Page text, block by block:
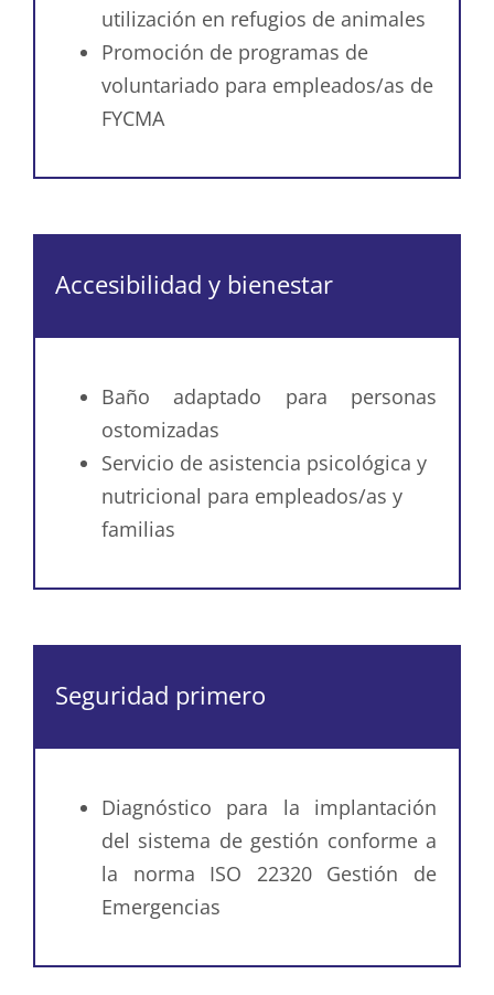
utilización en refugios de animales
Promoción de programas de
voluntariado para empleados/as de
FYCMA
Accesibilidad y bienestar
Baño adaptado para personas
ostomizadas
Servicio de asistencia psicológica y
nutricional para empleados/as y
familias
Seguridad primero
Diagnóstico para la implantación
del sistema de gestión conforme a
la norma ISO 22320 Gestión de
Emergencias